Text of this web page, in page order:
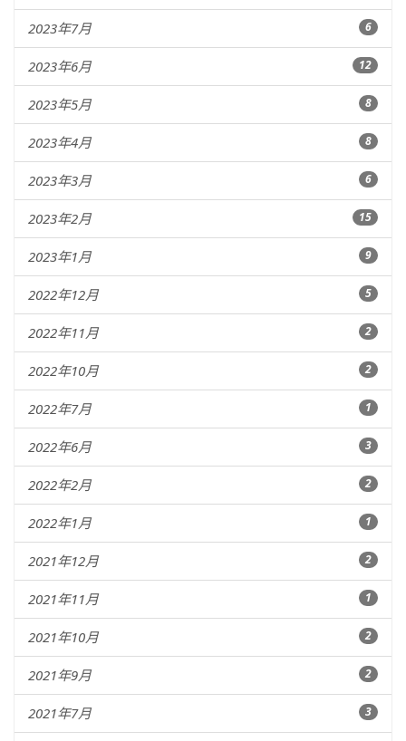
2023年7月 6
2023年6月 12
2023年5月 8
2023年4月 8
2023年3月 6
2023年2月 15
2023年1月 9
2022年12月 5
2022年11月 2
2022年10月 2
2022年7月 1
2022年6月 3
2022年2月 2
2022年1月 1
2021年12月 2
2021年11月 1
2021年10月 2
2021年9月 2
2021年7月 3